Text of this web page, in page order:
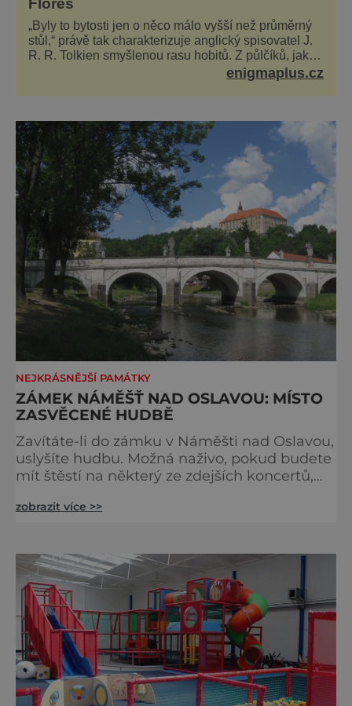
Flores
„Byly to bytosti jen o něco málo vyšší než průměrný
stůl,“ právě tak charakterizuje anglický spisovatel J.
R. R. Tolkien smyšlenou rasu hobitů. Z půlčíků, jak
jim říká, následně udělá hlavní hrdiny svých slavných
fantasy knih. Podobné bytosti prý ovšem naši planetu
enigmaplus.cz
NEJKRÁSNĚJŠÍ PAMÁTKY
ZÁMEK NÁMĚŠŤ NAD OSLAVOU: MÍSTO
ZASVĚCENÉ HUDBĚ
Zavítáte-li do zámku v Náměšti nad Oslavou,
uslyšíte hudbu. Možná naživo, pokud budete
mít štěstí na některý ze zdejších koncertů,
pro hudbu už po staletí jako stvořené.
pak se jeho majitelé střídali rychleji, než
bychom je sem stačili vypisovat. Zastavit se
tak můžeme
zobrazit více >>